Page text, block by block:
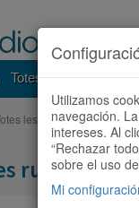
Totes les rutes
les rutes
rutes
Utilizamos
navegación.
intereses. Al
“Rechazar
sobre el uso
Mi